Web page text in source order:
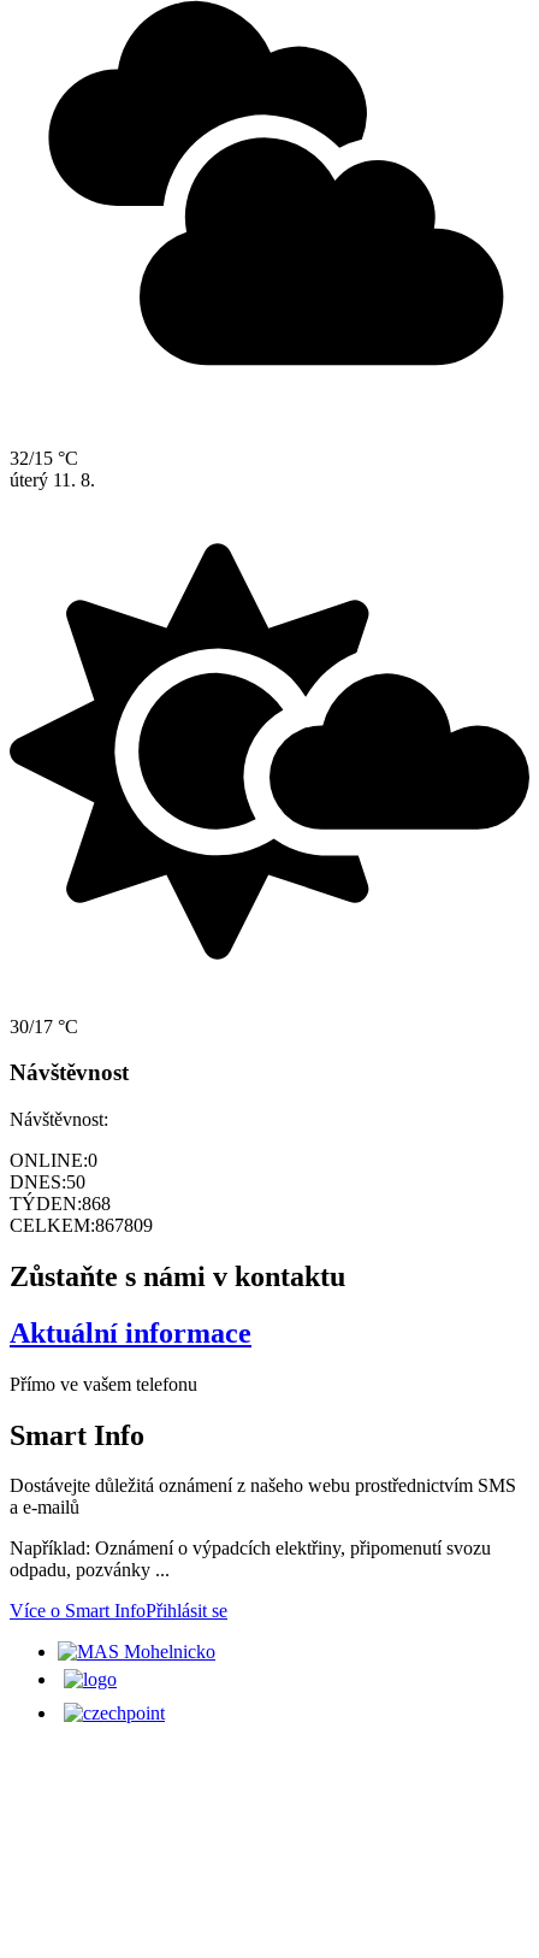
32/15 °C
úterý 11. 8.
30/17 °C
Návštěvnost
Návštěvnost:
ONLINE:0
DNES:50
TÝDEN:868
CELKEM:867809
Zůstaňte s námi v kontaktu
Aktuální informace
Přímo ve vašem telefonu
Smart Info
Dostávejte důležitá oznámení z našeho webu prostřednictvím SMS
a e-mailů
Například: Oznámení o výpadcích elektřiny, připomenutí svozu
odpadu, pozvánky ...
Více o Smart InfoPřihlásit se